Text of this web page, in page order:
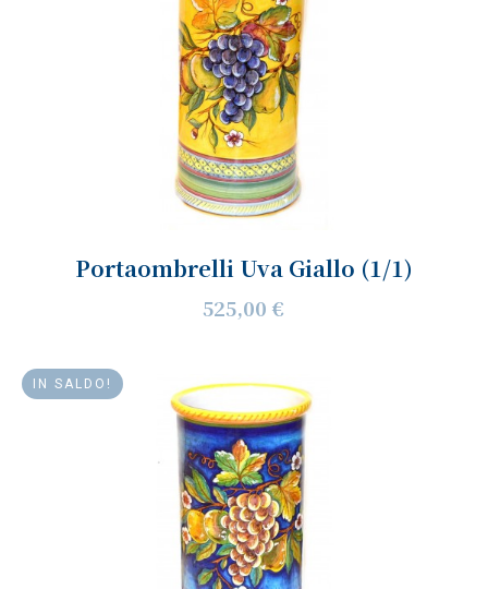
Portaombrelli Uva Giallo (1/1)
525,00 €
IN SALDO!